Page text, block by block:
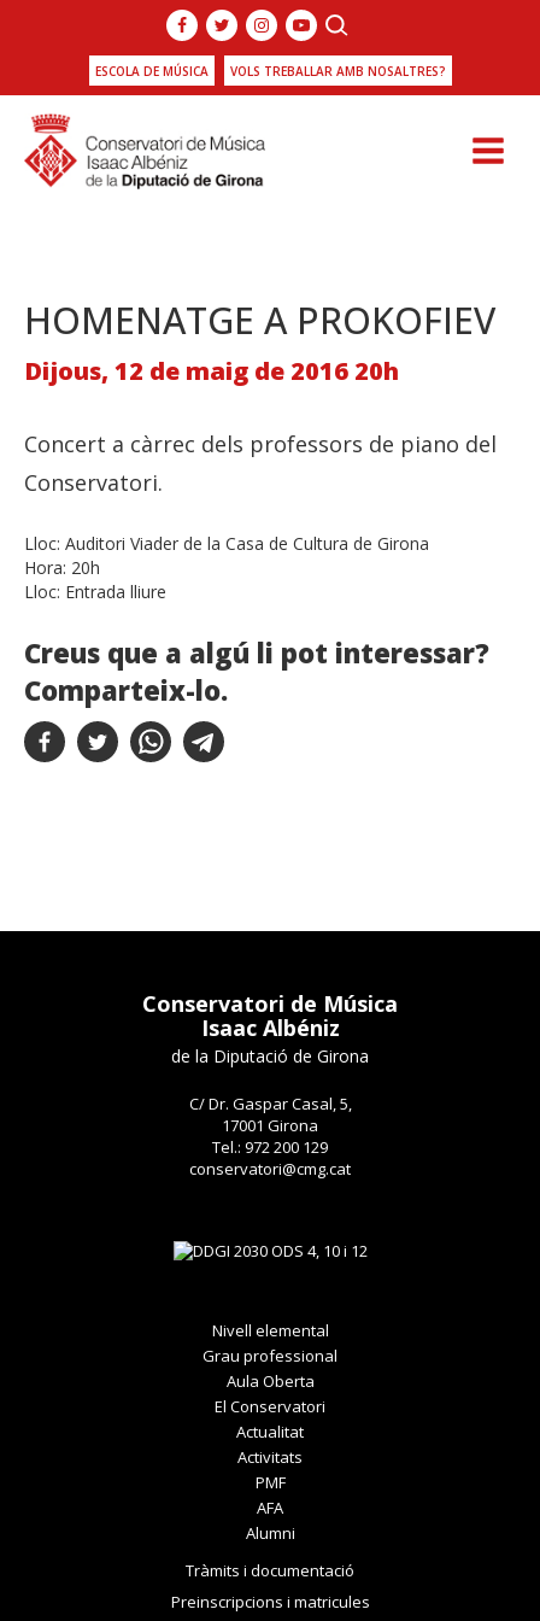
ESCOLA DE MÚSICA VOLS TREBALLAR AMB NOSALTRES?
HOMENATGE A PROKOFIEV
Dijous, 12 de maig de 2016 20h
Concert a càrrec dels professors de piano del
Conservatori.
Lloc: Auditori Viader de la Casa de Cultura de Girona
Hora: 20h
Lloc: Entrada lliure
Creus que a algú li pot interessar?
Comparteix-lo.
Conservatori de Música
Isaac Albéniz
de la Diputació de Girona
C/ Dr. Gaspar Casal, 5,
17001 Girona
Tel.: 972 200 129
conservatori@cmg.cat
Nivell elemental
Grau professional
Aula Oberta
El Conservatori
Actualitat
Activitats
PMF
AFA
Alumni
Tràmits i documentació
Preinscripcions i matricules